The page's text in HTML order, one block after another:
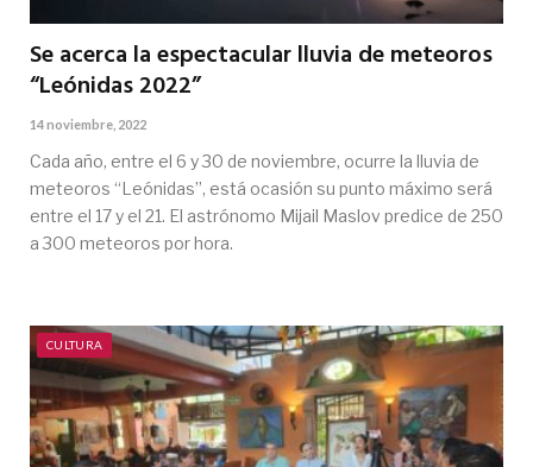
Se acerca la espectacular lluvia de meteoros
“Leónidas 2022”
14 noviembre, 2022
Cada año, entre el 6 y 30 de noviembre, ocurre la lluvia de
meteoros “Leónidas”, está ocasión su punto máximo será
entre el 17 y el 21. El astrónomo Mijail Maslov predice de 250
a 300 meteoros por hora.
CULTURA